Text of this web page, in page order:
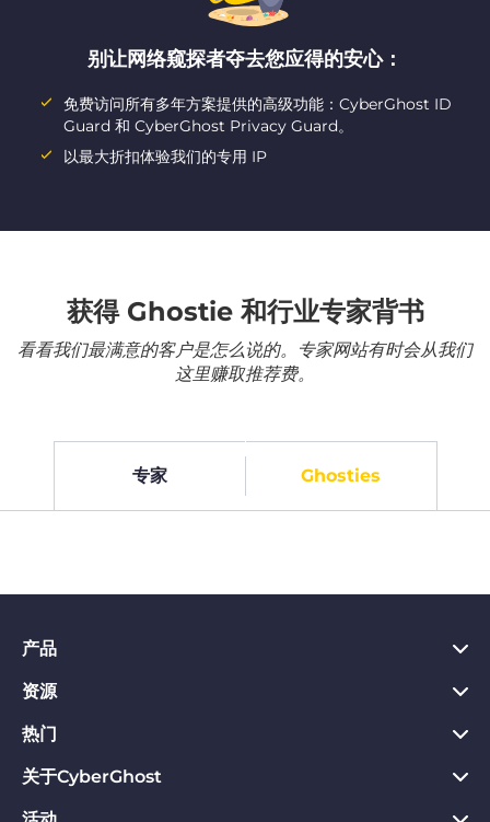
别让网络窥探者夺去您应得的安心：
免费访问所有多年方案提供的高级功能：CyberGhost ID
Guard 和 CyberGhost Privacy Guard。
以最大折扣体验我们的专用 IP
获得 Ghostie 和行业专家背书
看看我们最满意的客户是怎么说的。专家网站有时会从我们
这里赚取推荐费。
专家 Ghosties
产品
PC VPN应用
Chrome VPN应用
Mac VPN应用
Android VPN应用
资源
VPN是什么
Privacy Hub
隐私保护工具
热门
CyberGhost VPN评价
VPN免费试用
关于CyberGhost